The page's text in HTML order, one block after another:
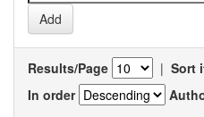
Results/Page | Sort
In order